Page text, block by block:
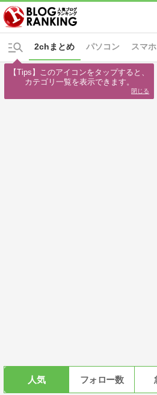
パソコン スマ
2chまとめ
人気 フォロー数
【Tips】このアイコンをタップすると、
カテゴリ一覧を表示できます。
閉じる